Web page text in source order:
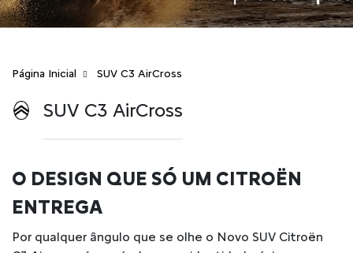
Página Inicial SUV C3 AirCross
SUV C3 AirCross
O DESIGN QUE SÓ UM CITROËN
ENTREGA
Por qualquer ângulo que se olhe o Novo SUV Citroën